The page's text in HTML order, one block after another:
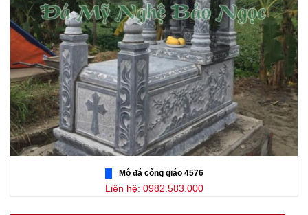
Mộ đá công giáo 4576
Liên hệ: 0982.583.000